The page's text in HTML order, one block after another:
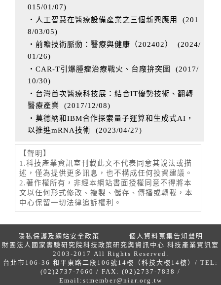
015/01/07)
‧人工智慧在醫療設備產業之三個新興應用
(201
8/03/05)
‧前瞻技術脈動：醫療與健康（202402）
(2024/
01/26)
‧CAR-T引爆腫瘤治療戰火、台廠拚突圍
(2017/
10/30)
‧台灣首次醫療科技展：結合IT優勢技術、翻轉
醫療產業
(2017/12/08)
‧莫德納和IBM合作探索量子運算和生成式AI，
以推進mRNA技術 (2023/04/27)
【聲明】
1.科技產業資訊室刊載此文不代表同意其說法或描
述，僅為提供更多訊息，也不構成任何投資建議。
2.著作權所有，非經本網站書面授權同意不得將本
文以任何形式修改、複製、儲存、傳播或轉載，本
中心保留一切法律追訴權利。
隱私保護及網站安全政策
個人資料蒐集告知聲明
財團法人國家實驗研究院科技政策研究與資訊中心 科技產業資訊室
2003-2017 All Rights Reserved.
台北市106-36 和平東路二段106號14樓（科技大樓14樓）/ TEL:
(02)2737-7660 / FAX: (02)2737-7838 /
Email: stmember@niar.org.tw